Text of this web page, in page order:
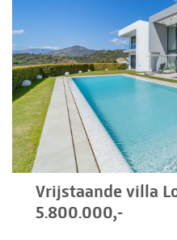
Vrijstaande villa
5.800.000,-